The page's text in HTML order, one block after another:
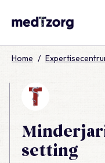
Home /
setting